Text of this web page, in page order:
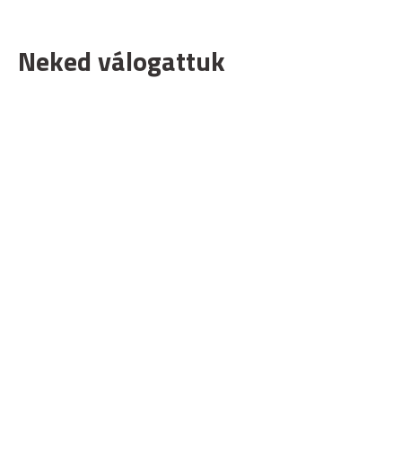
Neked válogattuk